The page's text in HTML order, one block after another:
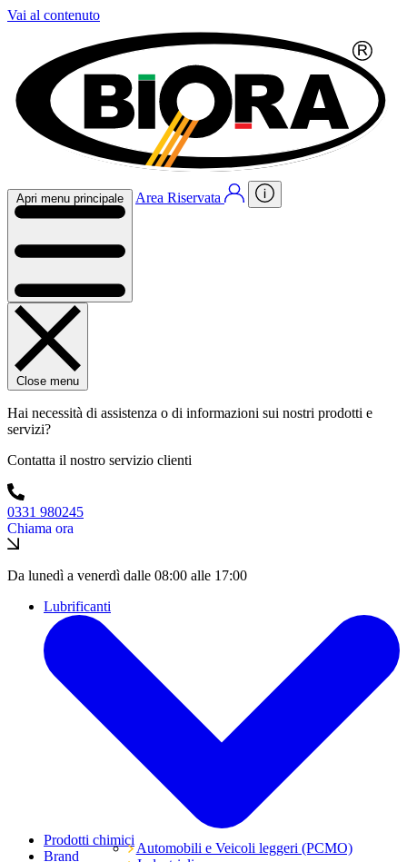
Vai al contenuto
Apri menu principale Area Riservata
Close menu
Hai necessità di assistenza o di informazioni sui nostri prodotti e
servizi?
Contatta il nostro servizio clienti
0331 980245
Chiama ora
Da lunedì a venerdì dalle 08:00 alle 17:00
Lubrificanti
Automobili e Veicoli leggeri (PCMO)
Prodotti chimici
Brand